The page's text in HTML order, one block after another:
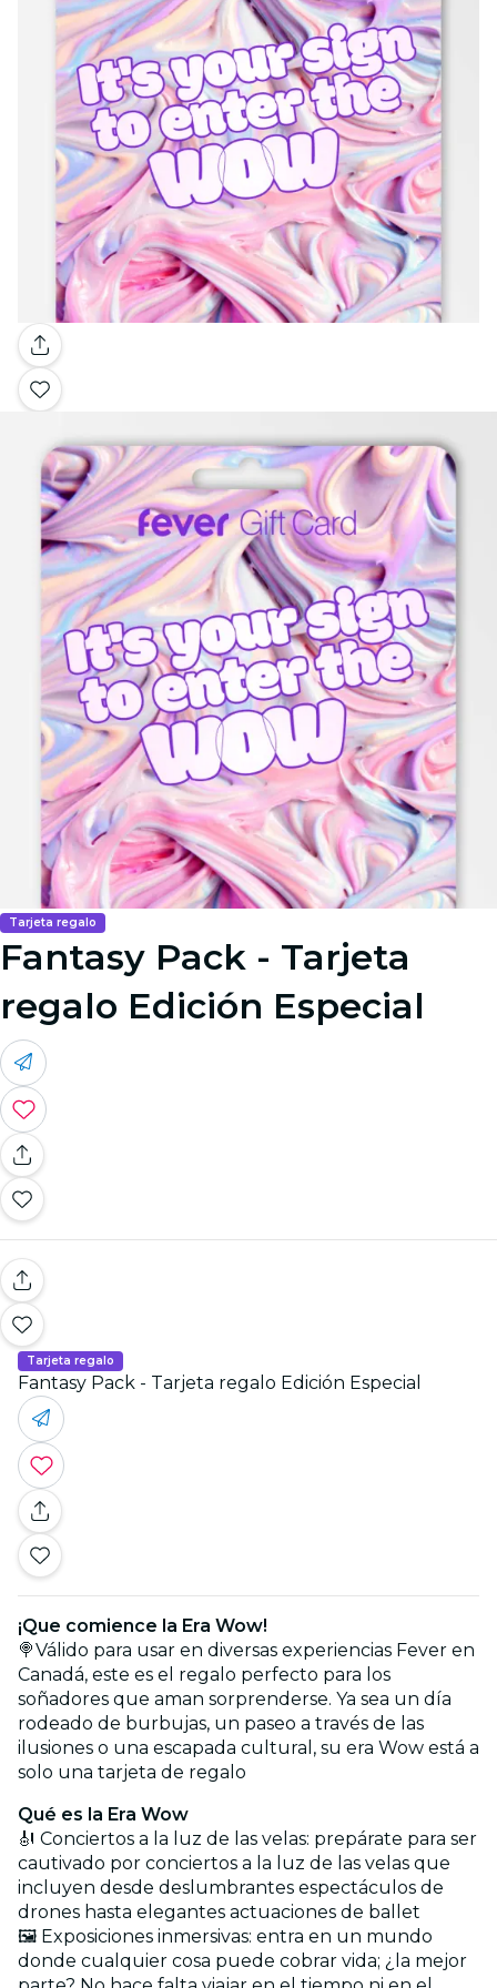
Tarjeta regalo
Fantasy Pack - Tarjeta
regalo Edición Especial
Tarjeta regalo
Fantasy Pack - Tarjeta regalo Edición Especial
¡Que comience la Era Wow!
🍭Válido para usar en diversas experiencias Fever en
Canadá, este es el regalo perfecto para los
soñadores que aman sorprenderse. Ya sea un día
rodeado de burbujas, un paseo a través de las
ilusiones o una escapada cultural, su era Wow está a
solo una tarjeta de regalo
Qué es la Era Wow
🎻 Conciertos a la luz de las velas: prepárate para ser
cautivado por conciertos a la luz de las velas que
incluyen desde deslumbrantes espectáculos de
drones hasta elegantes actuaciones de ballet
🖼️ Exposiciones inmersivas: entra en un mundo
donde cualquier cosa puede cobrar vida; ¿la mejor